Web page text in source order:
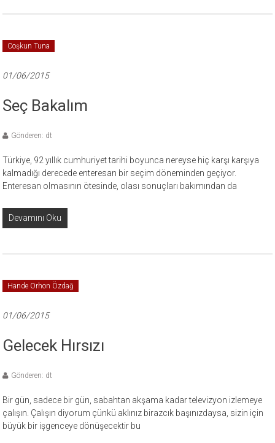
Coşkun Tuna
01/06/2015
Seç Bakalım
Gönderen: dt
Türkiye, 92 yıllık cumhuriyet tarihi boyunca nereyse hiç karşı karşıya
kalmadığı derecede enteresan bir seçim döneminden geçiyor.
Enteresan olmasının ötesinde, olası sonuçları bakımından da
Devamını Oku
Hande Orhon Özdağ
01/06/2015
Gelecek Hırsızı
Gönderen: dt
Bir gün, sadece bir gün, sabahtan akşama kadar televizyon izlemeye
çalışın. Çalışın diyorum çünkü aklınız birazcık başınızdaysa, sizin için
büyük bir işgenceye dönüşecektir bu